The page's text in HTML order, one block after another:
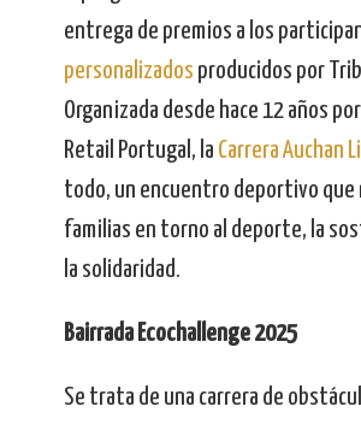
entrega de premios a los
personalizados producidos por
Organizada desde hace 12 años
Retail Portugal, la Carrera Auchan
todo, un encuentro deportivo que
familias en torno al deporte, la
la solidaridad.
Bairrada Ecochallenge 2025
Se trata de una carrera de